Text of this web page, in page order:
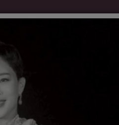
ร้องเรียนทุจริตและประพฤติมิชอบ